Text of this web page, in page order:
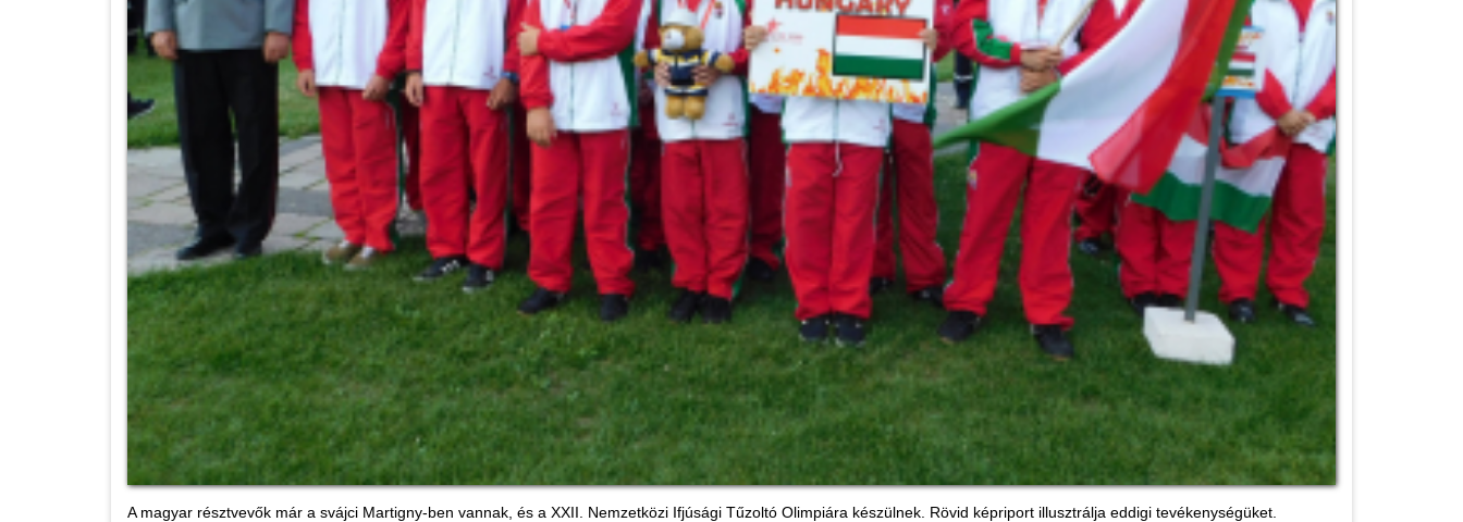
A magyar résztvevők már a svájci Martigny-ben vannak, és a XXII. Nemzetközi Ifjúsági Tűzoltó Olimpiára készülnek. Rövid képriport illusztrálja eddigi tevékenységüket.